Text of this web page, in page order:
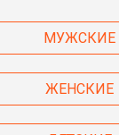
МУЖСКИЕ
ЖЕНСКИЕ